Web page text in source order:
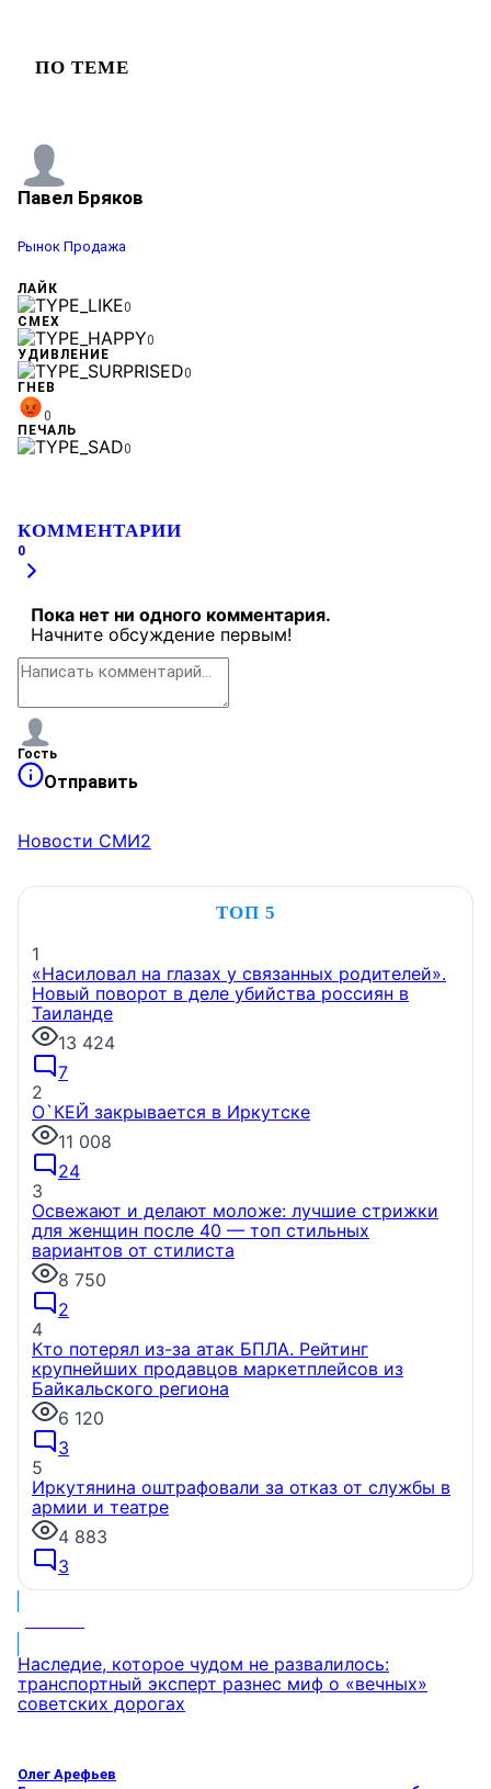
ПО ТЕМЕ
Павел Бряков
Рынок Продажа
ЛАЙК
0
СМЕХ
0
УДИВЛЕНИЕ
0
ГНЕВ
0
ПЕЧАЛЬ
0
КОММЕНТАРИИ
0
Пока нет ни одного комментария.
Начните обсуждение первым!
Гость
Отправить
Новости СМИ2
ТОП 5
1
«Насиловал на глазах у связанных родителей».
Новый поворот в деле убийства россиян в
Таиланде
13 424
7
2
О`КЕЙ закрывается в Иркутске
11 008
24
3
Освежают и делают моложе: лучшие стрижки
для женщин после 40 — топ стильных
вариантов от стилиста
8 750
2
4
Кто потерял из-за атак БПЛА. Рейтинг
крупнейших продавцов маркетплейсов из
Байкальского региона
6 120
3
5
Иркутянина оштрафовали за отказ от службы в
армии и театре
4 883
3
Наследие, которое чудом не развалилось:
транспортный эксперт разнес миф о «вечных»
советских дорогах
Олег Арефьев